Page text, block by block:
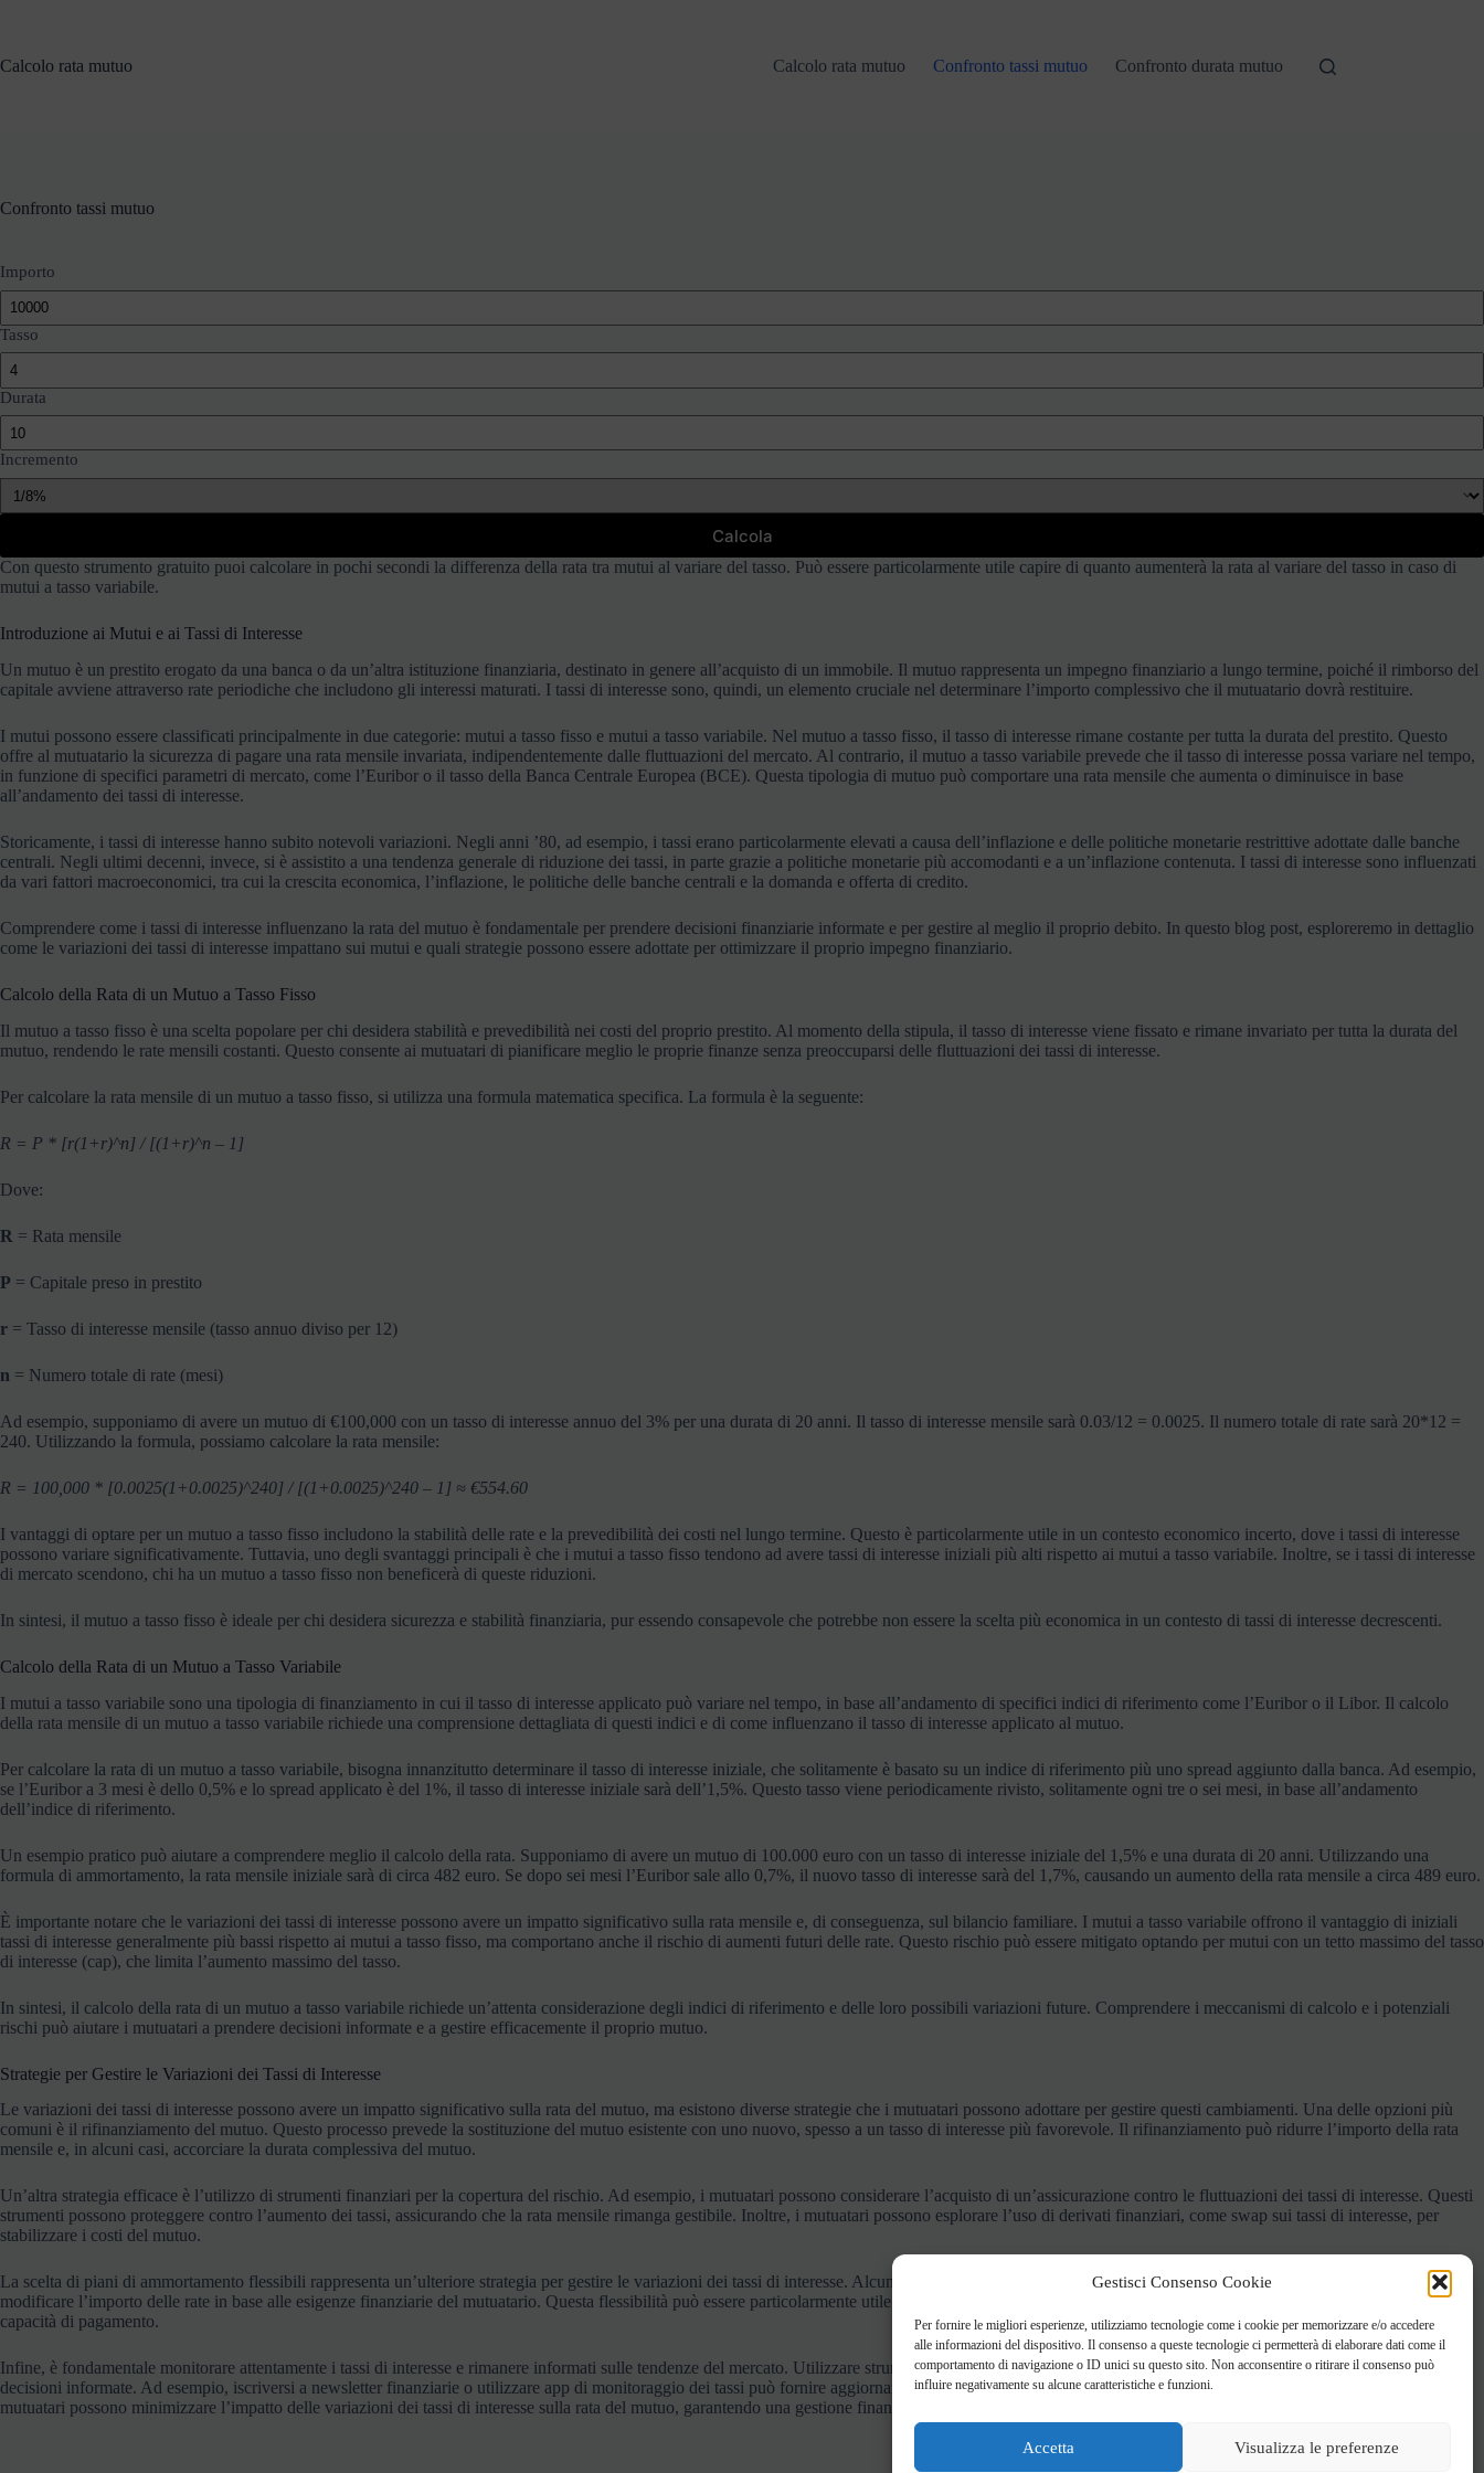
Gestisci Consenso Cookie
Per fornire le migliori esperienze, utilizziamo tecnologie come i cookie per memorizzare e/o accedere
alle informazioni del dispositivo. Il consenso a queste tecnologie ci permetterà di elaborare dati come il
comportamento di navigazione o ID unici su questo sito. Non acconsentire o ritirare il consenso può
influire negativamente su alcune caratteristiche e funzioni.
Accetta Visualizza le preferenze
Calcolo rata mutuo
Calcolo rata mutuo Confronto tassi mutuo Confronto durata mutuo
Confronto tassi mutuo
Importo
Tasso
Durata
Incremento
Calcola
Con questo strumento gratuito puoi calcolare in pochi secondi la differenza della rata tra mutui al variare del tasso. Può essere particolarmente utile capire di quanto aumenterà la rata al variare del tasso in caso di
mutui a tasso variabile.
Introduzione ai Mutui e ai Tassi di Interesse
Un mutuo è un prestito erogato da una banca o da un’altra istituzione finanziaria, destinato in genere all’acquisto di un immobile. Il mutuo rappresenta un impegno finanziario a lungo termine, poiché il rimborso del
capitale avviene attraverso rate periodiche che includono gli interessi maturati. I tassi di interesse sono, quindi, un elemento cruciale nel determinare l’importo complessivo che il mutuatario dovrà restituire.
I mutui possono essere classificati principalmente in due categorie: mutui a tasso fisso e mutui a tasso variabile. Nel mutuo a tasso fisso, il tasso di interesse rimane costante per tutta la durata del prestito. Questo
offre al mutuatario la sicurezza di pagare una rata mensile invariata, indipendentemente dalle fluttuazioni del mercato. Al contrario, il mutuo a tasso variabile prevede che il tasso di interesse possa variare nel tempo,
in funzione di specifici parametri di mercato, come l’Euribor o il tasso della Banca Centrale Europea (BCE). Questa tipologia di mutuo può comportare una rata mensile che aumenta o diminuisce in base
all’andamento dei tassi di interesse.
Storicamente, i tassi di interesse hanno subito notevoli variazioni. Negli anni ’80, ad esempio, i tassi erano particolarmente elevati a causa dell’inflazione e delle politiche monetarie restrittive adottate dalle banche
centrali. Negli ultimi decenni, invece, si è assistito a una tendenza generale di riduzione dei tassi, in parte grazie a politiche monetarie più accomodanti e a un’inflazione contenuta. I tassi di interesse sono influenzati
da vari fattori macroeconomici, tra cui la crescita economica, l’inflazione, le politiche delle banche centrali e la domanda e offerta di credito.
Comprendere come i tassi di interesse influenzano la rata del mutuo è fondamentale per prendere decisioni finanziarie informate e per gestire al meglio il proprio debito. In questo blog post, esploreremo in dettaglio
come le variazioni dei tassi di interesse impattano sui mutui e quali strategie possono essere adottate per ottimizzare il proprio impegno finanziario.
Calcolo della Rata di un Mutuo a Tasso Fisso
Il mutuo a tasso fisso è una scelta popolare per chi desidera stabilità e prevedibilità nei costi del proprio prestito. Al momento della stipula, il tasso di interesse viene fissato e rimane invariato per tutta la durata del
mutuo, rendendo le rate mensili costanti. Questo consente ai mutuatari di pianificare meglio le proprie finanze senza preoccuparsi delle fluttuazioni dei tassi di interesse.
Per calcolare la rata mensile di un mutuo a tasso fisso, si utilizza una formula matematica specifica. La formula è la seguente:
R = P * [r(1+r)^n] / [(1+r)^n – 1]
Dove:
R = Rata mensile
P = Capitale preso in prestito
r = Tasso di interesse mensile (tasso annuo diviso per 12)
n = Numero totale di rate (mesi)
Ad esempio, supponiamo di avere un mutuo di €100,000 con un tasso di interesse annuo del 3% per una durata di 20 anni. Il tasso di interesse mensile sarà 0.03/12 = 0.0025. Il numero totale di rate sarà 20*12 =
240. Utilizzando la formula, possiamo calcolare la rata mensile:
R = 100,000 * [0.0025(1+0.0025)^240] / [(1+0.0025)^240 – 1] ≈ €554.60
I vantaggi di optare per un mutuo a tasso fisso includono la stabilità delle rate e la prevedibilità dei costi nel lungo termine. Questo è particolarmente utile in un contesto economico incerto, dove i tassi di interesse
possono variare significativamente. Tuttavia, uno degli svantaggi principali è che i mutui a tasso fisso tendono ad avere tassi di interesse iniziali più alti rispetto ai mutui a tasso variabile. Inoltre, se i tassi di interesse
di mercato scendono, chi ha un mutuo a tasso fisso non beneficerà di queste riduzioni.
In sintesi, il mutuo a tasso fisso è ideale per chi desidera sicurezza e stabilità finanziaria, pur essendo consapevole che potrebbe non essere la scelta più economica in un contesto di tassi di interesse decrescenti.
Calcolo della Rata di un Mutuo a Tasso Variabile
I mutui a tasso variabile sono una tipologia di finanziamento in cui il tasso di interesse applicato può variare nel tempo, in base all’andamento di specifici indici di riferimento come l’Euribor o il Libor. Il calcolo
della rata mensile di un mutuo a tasso variabile richiede una comprensione dettagliata di questi indici e di come influenzano il tasso di interesse applicato al mutuo.
Per calcolare la rata di un mutuo a tasso variabile, bisogna innanzitutto determinare il tasso di interesse iniziale, che solitamente è basato su un indice di riferimento più uno spread aggiunto dalla banca. Ad esempio,
se l’Euribor a 3 mesi è dello 0,5% e lo spread applicato è del 1%, il tasso di interesse iniziale sarà dell’1,5%. Questo tasso viene periodicamente rivisto, solitamente ogni tre o sei mesi, in base all’andamento
dell’indice di riferimento.
Un esempio pratico può aiutare a comprendere meglio il calcolo della rata. Supponiamo di avere un mutuo di 100.000 euro con un tasso di interesse iniziale del 1,5% e una durata di 20 anni. Utilizzando una
formula di ammortamento, la rata mensile iniziale sarà di circa 482 euro. Se dopo sei mesi l’Euribor sale allo 0,7%, il nuovo tasso di interesse sarà del 1,7%, causando un aumento della rata mensile a circa 489 euro.
È importante notare che le variazioni dei tassi di interesse possono avere un impatto significativo sulla rata mensile e, di conseguenza, sul bilancio familiare. I mutui a tasso variabile offrono il vantaggio di iniziali
tassi di interesse generalmente più bassi rispetto ai mutui a tasso fisso, ma comportano anche il rischio di aumenti futuri delle rate. Questo rischio può essere mitigato optando per mutui con un tetto massimo del tasso
di interesse (cap), che limita l’aumento massimo del tasso.
In sintesi, il calcolo della rata di un mutuo a tasso variabile richiede un’attenta considerazione degli indici di riferimento e delle loro possibili variazioni future. Comprendere i meccanismi di calcolo e i potenziali
rischi può aiutare i mutuatari a prendere decisioni informate e a gestire efficacemente il proprio mutuo.
Strategie per Gestire le Variazioni dei Tassi di Interesse
Le variazioni dei tassi di interesse possono avere un impatto significativo sulla rata del mutuo, ma esistono diverse strategie che i mutuatari possono adottare per gestire questi cambiamenti. Una delle opzioni più
comuni è il rifinanziamento del mutuo. Questo processo prevede la sostituzione del mutuo esistente con uno nuovo, spesso a un tasso di interesse più favorevole. Il rifinanziamento può ridurre l’importo della rata
mensile e, in alcuni casi, accorciare la durata complessiva del mutuo.
Un’altra strategia efficace è l’utilizzo di strumenti finanziari per la copertura del rischio. Ad esempio, i mutuatari possono considerare l’acquisto di un’assicurazione contro le fluttuazioni dei tassi di interesse. Questi
strumenti possono proteggere contro l’aumento dei tassi, assicurando che la rata mensile rimanga gestibile. Inoltre, i mutuatari possono esplorare l’uso di derivati finanziari, come swap sui tassi di interesse, per
stabilizzare i costi del mutuo.
La scelta di piani di ammortamento flessibili rappresenta un’ulteriore strategia per gestire le variazioni dei tassi di interesse. Alcuni piani di ammortamento consentono di effettuare pagamenti aggiuntivi o di
modificare l’importo delle rate in base alle esigenze finanziarie del mutuatario. Questa flessibilità può essere particolarmente utile in periodi di incertezza economica, permettendo di adattare il mutuo alle proprie
capacità di pagamento.
Infine, è fondamentale monitorare attentamente i tassi di interesse e rimanere informati sulle tendenze del mercato. Utilizzare strumenti online e consultare regolarmente esperti del settore può aiutare a prendere
decisioni informate. Ad esempio, iscriversi a newsletter finanziarie o utilizzare app di monitoraggio dei tassi può fornire aggiornamenti tempestivi e utili per gestire efficacemente il proprio mutuo. In questo modo, i
mutuatari possono minimizzare l’impatto delle variazioni dei tassi di interesse sulla rata del mutuo, garantendo una gestione finanziaria più stabile e prevedibile.